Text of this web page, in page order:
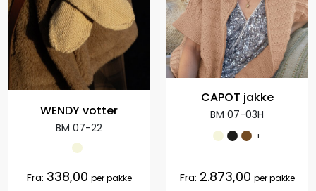
WENDY votter
BM 07-22
Fra: 338,00 per pakke
CAPOT jakke
BM 07-03H
+
Fra: 2.873,00 per pakke